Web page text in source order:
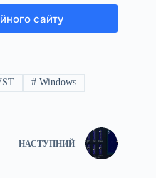
сайту
# Windows
НАСТУПНИЙ